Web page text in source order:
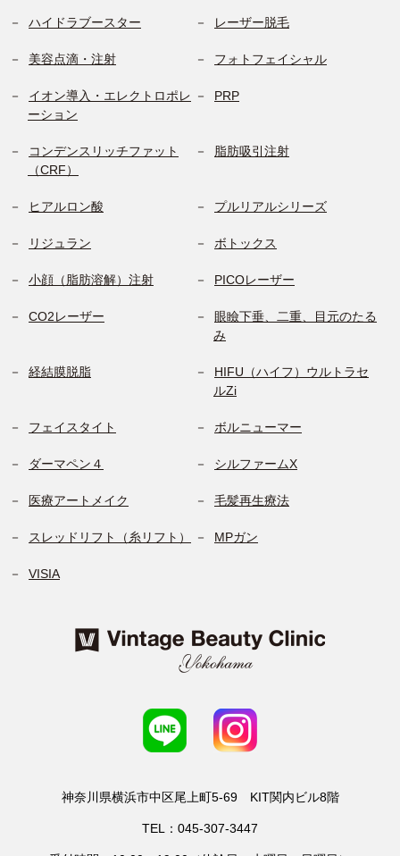
ハイドラブースター レーザー脱毛
美容点滴・注射 フォトフェイシャル
イオン導入・エレクトロポレ
ーション
PRP
コンデンスリッチファット
（CRF）
脂肪吸引注射
ヒアルロン酸 プルリアルシリーズ
リジュラン ボトックス
小顔（脂肪溶解）注射 PICOレーザー
CO2レーザー
眼瞼下垂、二重、目元のたる
み
経結膜脱脂
HIFU（ハイフ）ウルトラセ
ルZi
フェイスタイト ボルニューマー
ダーマペン４ シルファームX
医療アートメイク 毛髪再生療法
スレッドリフト（糸リフト） MPガン
VISIA
神奈川県横浜市中区尾上町5-69 KIT関内ビル8階
TEL：045-307-3447